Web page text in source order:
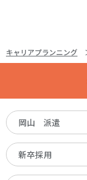
キャリアプランニング
岡山 派遣
新卒採用